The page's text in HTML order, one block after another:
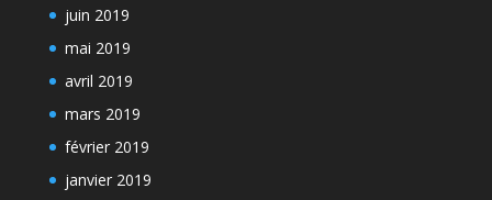
juin 2019
mai 2019
avril 2019
mars 2019
février 2019
janvier 2019